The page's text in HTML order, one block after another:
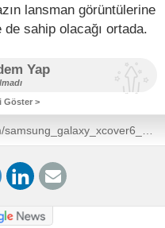
lansman görüntülerine
de sahip olacağı ortada.
Yap
Göster >